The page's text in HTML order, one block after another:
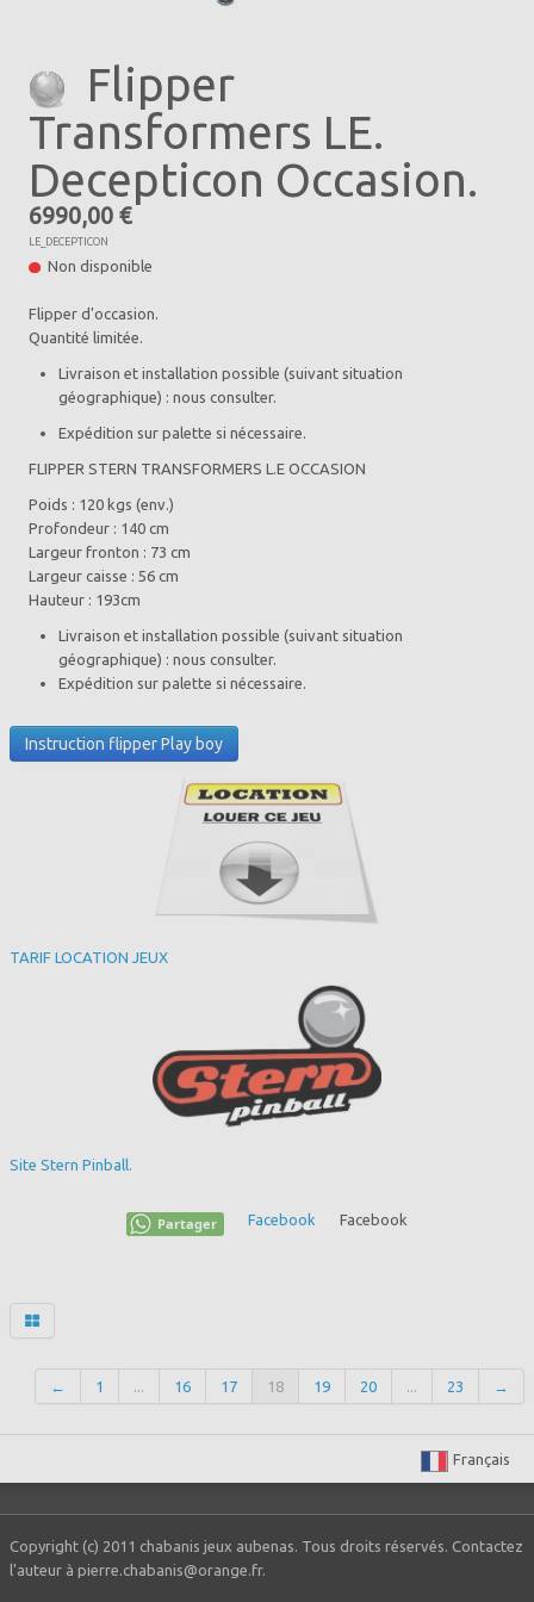
Flipper
Transformers LE.
Decepticon Occasion.
6990,00 €
LE_DECEPTICON
Non disponible
Flipper d'occasion.
Quantité limitée.
Livraison et installation possible (suivant situation
géographique) : nous consulter.
Expédition sur palette si nécessaire.
FLIPPER STERN TRANSFORMERS L.E OCCASION
Poids : 120 kgs (env.)
Profondeur : 140 cm
Largeur fronton : 73 cm
Largeur caisse : 56 cm
Hauteur : 193cm
Livraison et installation possible (suivant situation
géographique) : nous consulter.
Expédition sur palette si nécessaire.
Instruction flipper Play boy
TARIF LOCATION JEUX
Site Stern Pinball.
Partager Facebook Facebook
← 1 ... 16 17 18 19 20 ... 23 →
Français
Copyright (c) 2011 chabanis jeux aubenas. Tous droits réservés. Contactez
l'auteur à pierre.chabanis@orange.fr.